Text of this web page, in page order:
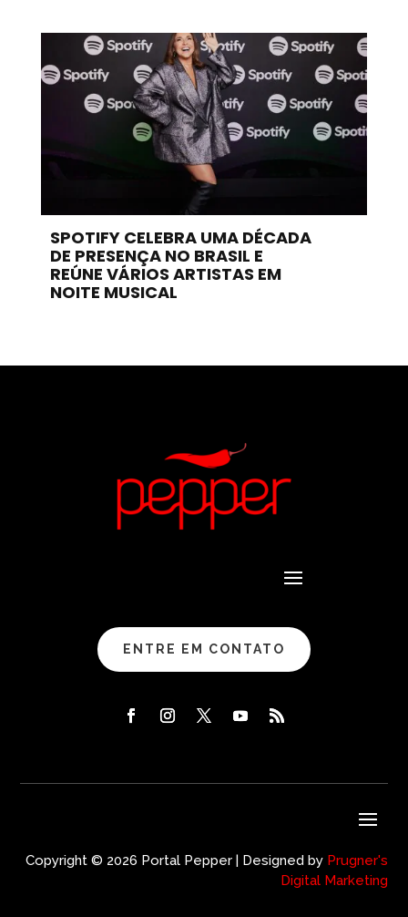
SPOTIFY CELEBRA UMA DÉCADA
DE PRESENÇA NO BRASIL E
REÚNE VÁRIOS ARTISTAS EM
NOITE MUSICAL
ENTRE EM CONTATO
Copyright © 2026 Portal Pepper | Designed by Prugner's
Digital Marketing